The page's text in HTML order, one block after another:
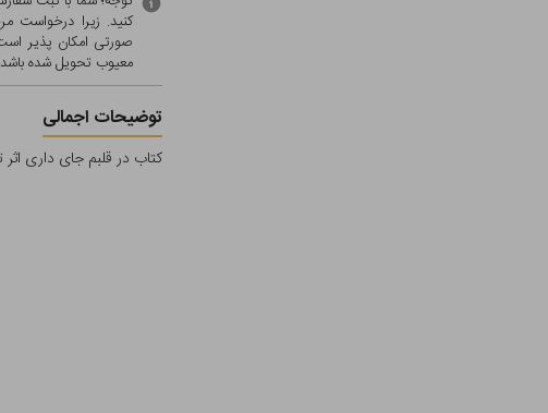
کنید. زیرا درخواست
صورتی امکان پذیر
معيوب تحویل شده
توضیحات اجمالی
کتاب در قلبم جای داری